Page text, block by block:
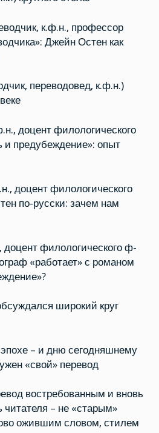
к.ф.н., профессор
Джейн Остен как
переводовед, к.ф.н.)
доцент филологического
предубеждение»: опыт
доцент филологического
по-русски: зачем нам
доцент филологического ф-
«работает» с романом
широкий круг
– и дню сегодняшнему
«свой» перевод
востребованным и вновь
читателя – не «старым»
ожившим словом, стилем